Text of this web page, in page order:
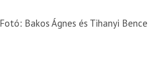
Fotó: Bakos Ágnes és Tihanyi Bence